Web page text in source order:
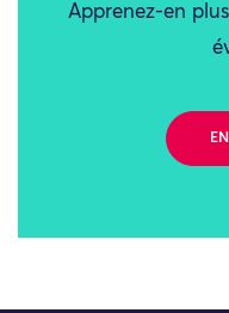
Apprenez-en